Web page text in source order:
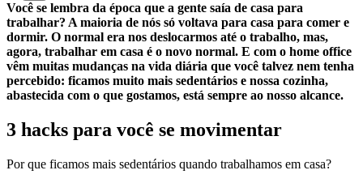
Você se lembra da época que a gente saía de casa para
trabalhar? A maioria de nós só voltava para casa para comer e
dormir. O normal era nos deslocarmos até o trabalho, mas,
agora, trabalhar em casa é o novo normal. E com o home office
vêm muitas mudanças na vida diária que você talvez nem tenha
percebido: ficamos muito mais sedentários e nossa cozinha,
abastecida com o que gostamos, está sempre ao nosso alcance.
3 hacks para você se movimentar
Por que ficamos mais sedentários quando trabalhamos em casa?